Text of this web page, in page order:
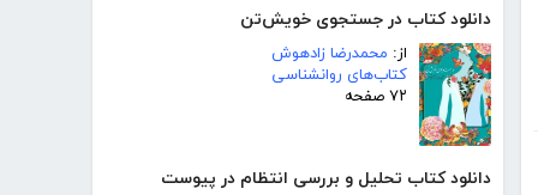
دانلود کتاب در جستجوی خویش‌تن
از: محمدرضا زادهوش
کتاب‌های روانشناسی
۷۲ صفحه
دانلود کتاب تحلیل و بررسی انتظام در پیوست